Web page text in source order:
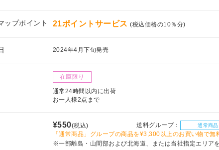
ップポイント 21ポイントサービス(税込価格の10％分)
2024年4月下旬発売
在庫限り
通常24時間以内に出荷
お一人様2点まで
¥550(税込) 送料グループ： 通常商品
「通常商品」グループの商品を¥3,300以上のお買い物で無
※一部離島・山間部および北海道、または当社指定エリア